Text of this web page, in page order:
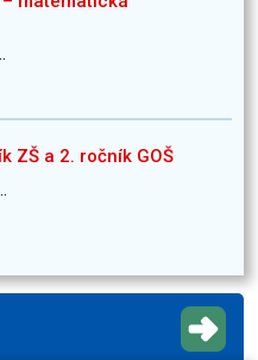
ZŠ a 2. ročník GOŠ